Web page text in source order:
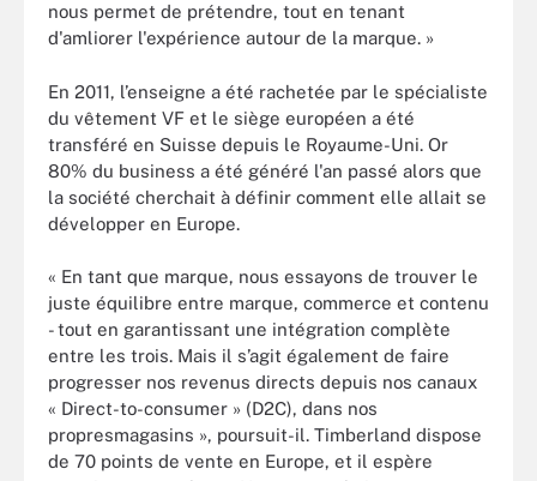
nous permet de prétendre, tout en tenant
d'amliorer l'expérience autour de la marque. »
En 2011, l’enseigne a été rachetée par le spécialiste
du vêtement VF et le siège européen a été
transféré en Suisse depuis le Royaume-Uni. Or
80% du business a été généré l'an passé alors que
la société cherchait à définir comment elle allait se
développer en Europe.
« En tant que marque, nous essayons de trouver le
juste équilibre entre marque, commerce et contenu
- tout en garantissant une intégration complète
entre les trois. Mais il s’agit également de faire
progresser nos revenus directs depuis nos canaux
« Direct-to-consumer » (D2C), dans nos
propresmagasins », poursuit-il. Timberland dispose
de 70 points de vente en Europe, et il espère